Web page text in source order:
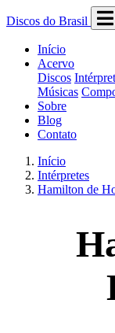
Discos do Brasil
Início
Acervo
Discos
Músicas
Sobre
Blog
Contato
Início
Intérpretes
Hamilton de